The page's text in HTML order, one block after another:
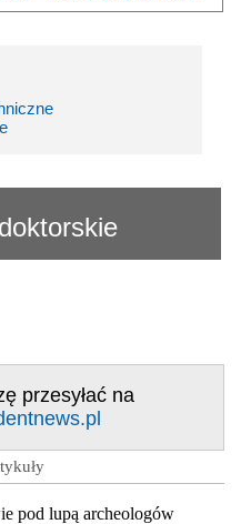
przesyłać na
pod lupą archeologów